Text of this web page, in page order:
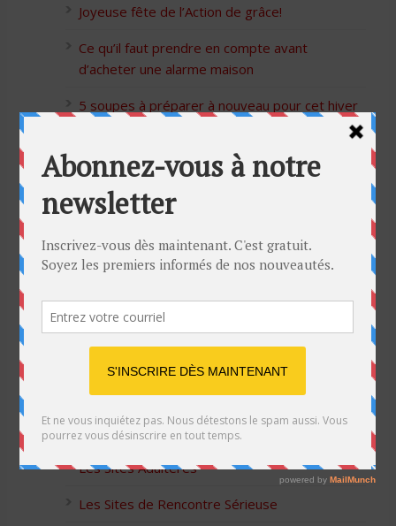
Joyeuse fête de l’Action de grâce!
Ce qu’il faut prendre en compte avant
d’acheter une alarme maison
5 soupes à préparer à nouveau pour cet hiver
5 idées cadeaux Moulinex pour votre mère
pour l’Action de Grâce
Blague de café: Une femme infidèle trompe
son mari
Listes des Sites de Rencontre
Les Sites Libertins
Les Apps pour les Couples Échangistes
Les Sites Adultères
Les Sites de Rencontre Sérieuse